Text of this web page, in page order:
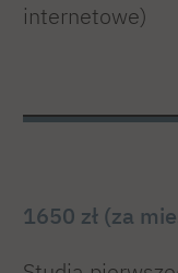
internetowe)
1650 zł (za